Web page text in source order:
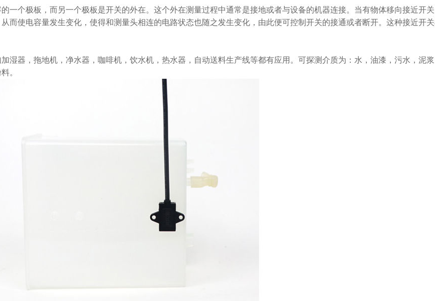
一个极板，而另一个极板是开关的外在。这个外在测量过程中通常是接地或者与设备的机器连接。当有物体移向接近开
而使电容量发生变化，使得和测量头相连的电路状态也随之发生变化，由此便可控制开关的接通或者断开。这种接近开
湿器，拖地机，净水器，咖啡机，饮水机，热水器，自动送料生产线等都有应用。可探测介质为：水，油漆，污水，泥
。